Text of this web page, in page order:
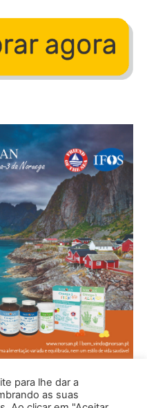
para lhe dar a
as suas